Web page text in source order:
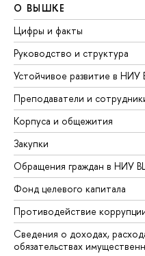
О ВЫШКЕ
Цифры и факты
Руководство и структура
Устойчивое развитие в
Преподаватели и
Корпуса и общежития
Закупки
Обращения граждан в НИУ
Фонд целевого капитала
Противодействие
Сведения о доходах,
обязательствах